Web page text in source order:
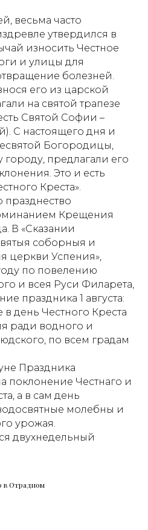
весьма часто
утвердился в
износить Честное
и улицы для
болезней.
его из царской
на святой трапезе
Святой Софии –
С настоящего дня и
Богородицы,
предлагали его
Это и есть
Креста».
празднество
Крещения
В «Сказании
соборныя и
церкви Успения»,
по повелению
и всея Руси Филарета,
праздника 1 августа:
день Честного Креста
ради водного и
по всем градам
Праздника
поклонение Честнаго и
а в сам день
молебны и
урожая.
двухнедельный
в Отрадном